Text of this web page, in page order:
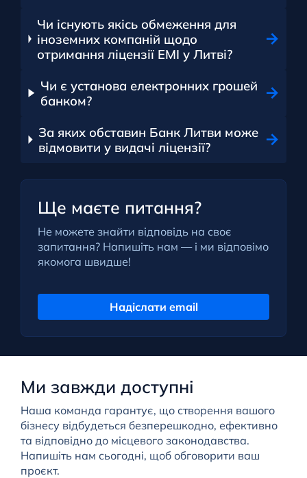
Чи існують якісь обмеження для
іноземних компаній щодо
отримання ліцензії EMI у Литві?
Чи є установа електронних грошей
банком?
За яких обставин Банк Литви може
відмовити у видачі ліцензії?
Ще маєте питання?
Не можете знайти відповідь на своє
запитання? Напишіть нам — і ми відповімо
якомога швидше!
Надіслати email
Ми завжди доступні
Наша команда гарантує, що створення вашого
бізнесу відбудеться безперешкодно, ефективно
та відповідно до місцевого законодавства.
Напишіть нам сьогодні, щоб обговорити ваш
проєкт.